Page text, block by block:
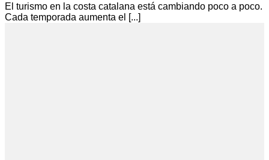
El turismo en la costa catalana está cambiando poco a poco.
Cada temporada aumenta el [...]